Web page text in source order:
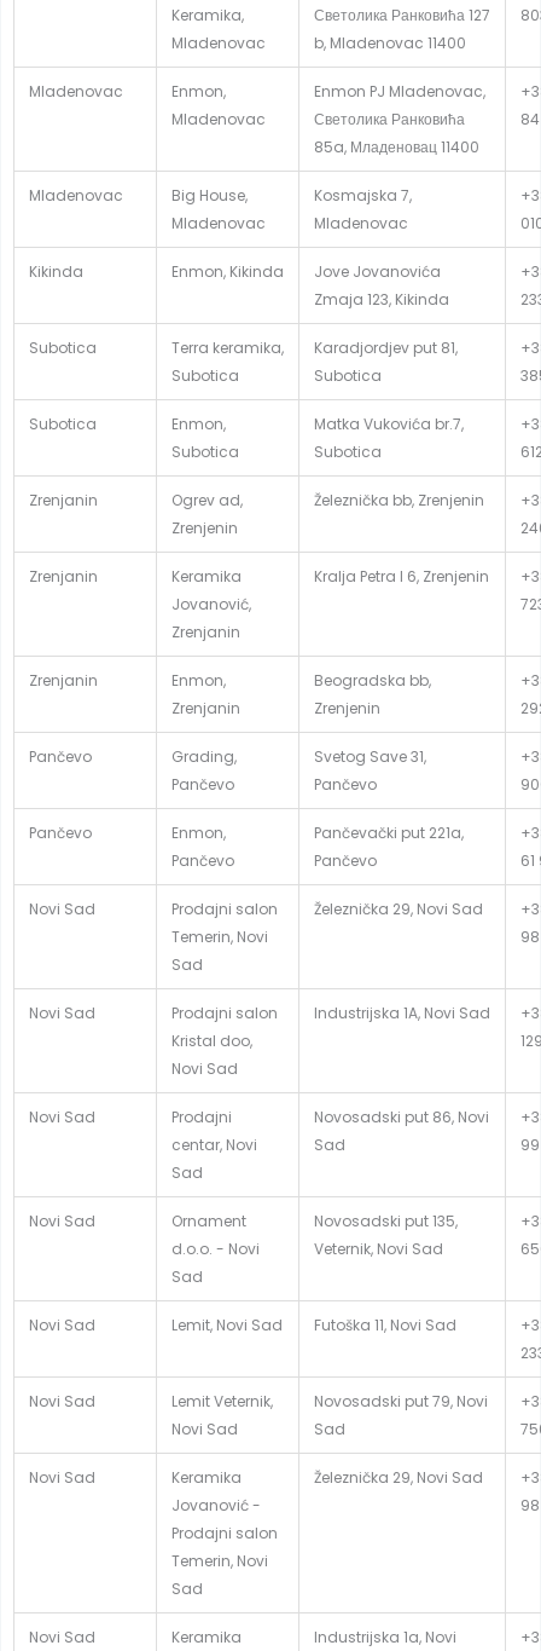
Keramika,
Mladenovac
Светолика Ранковића 127
b, Mladenovac 11400
Mladenovac
Enmon,
Mladenovac
Enmon PJ Mladenovac,
Светолика Ранковића
85a, Младеновац 11400
84
Mladenovac
Big House,
Mladenovac
Kosmajska 7,
Mladenovac
Kikinda Enmon, Kikinda
Jove Jovanovića
Zmaja 123, Kikinda
Subotica
Terra keramika,
Subotica
Karadjordjev put 81,
Subotica
Subotica
Enmon,
Subotica
Matka Vukovića br.7,
Subotica
Zrenjanin
Ogrev ad,
Zrenjenin
Železnička bb, Zrenjenin
Zrenjanin
Keramika
Jovanović,
Zrenjanin
Kralja Petra I 6, Zrenjenin
Zrenjanin
Enmon,
Zrenjanin
Beogradska bb,
Zrenjenin
Pančevo
Grading,
Pančevo
Svetog Save 31,
Pančevo
Pančevo
Enmon,
Pančevo
Pančevački put 221a,
Pančevo
Novi Sad
Prodajni salon
Temerin, Novi
Sad
Železnička 29, Novi Sad
Novi Sad
Prodajni salon
Kristal doo,
Novi Sad
Industrijska 1A, Novi Sad
Novi Sad
Prodajni
centar, Novi
Sad
Novosadski put 86, Novi
Sad
Novi Sad
Ornament
d.o.o. - Novi
Sad
Novosadski put 135,
Veternik, Novi Sad
Novi Sad Lemit, Novi Sad Futoška 11, Novi Sad
Novi Sad
Lemit Veternik,
Novi Sad
Novosadski put 79, Novi
Sad
Novi Sad
Keramika
Jovanović -
Prodajni salon
Temerin, Novi
Sad
Železnička 29, Novi Sad
Novi Sad Keramika Industrijska 1a, Novi